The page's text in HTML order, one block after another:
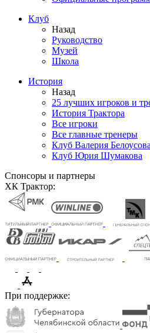
Клуб
Назад
Руководство
Музей
Школа
История
Назад
25 лучших игроков и
История Трактора
Все игроки
Все главные тренеры
Клуб Валерия Белоусова
Клуб Юрия Шумакова
Спонсоры и партнеры
ХК Трактор:
При поддержке: